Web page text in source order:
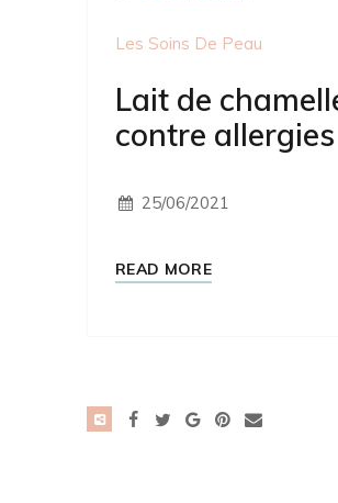
Les Soins De Peau
Lait de
contre allergies
25/06/2021
READ MORE